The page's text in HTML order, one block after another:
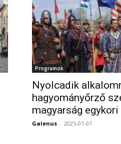
Programok
Nyolcadik
hagyományőrző
magyarság
Galenus - 2025-07-07